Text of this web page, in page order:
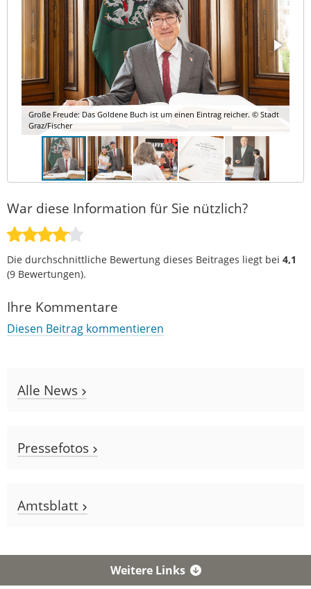
Große Freude: Das Goldene Buch ist um einen Eintrag reicher. © Stadt
Graz/Fischer
War diese Information für Sie nützlich?
Die durchschnittliche Bewertung dieses Beitrages liegt bei 4,1
(9 Bewertungen).
Ihre Kommentare
Diesen Beitrag kommentieren
Alle News
Pressefotos
Amtsblatt
Weitere Links